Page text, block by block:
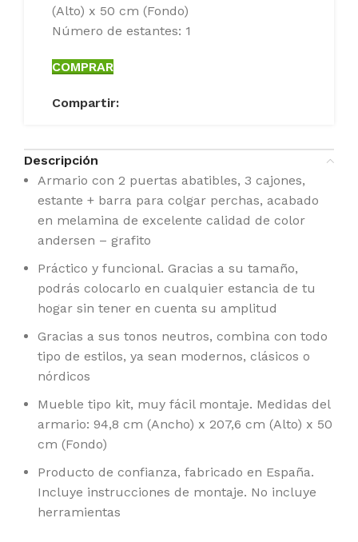
(Alto) x 50 cm (Fondo)
Número de estantes: 1
COMPRAR
Compartir:
Descripción
Armario con 2 puertas abatibles, 3 cajones,
estante + barra para colgar perchas, acabado
en melamina de excelente calidad de color
andersen – grafito
Práctico y funcional. Gracias a su tamaño,
podrás colocarlo en cualquier estancia de tu
hogar sin tener en cuenta su amplitud
Gracias a sus tonos neutros, combina con todo
tipo de estilos, ya sean modernos, clásicos o
nórdicos
Mueble tipo kit, muy fácil montaje. Medidas del
armario: 94,8 cm (Ancho) x 207,6 cm (Alto) x 50
cm (Fondo)
Producto de confianza, fabricado en España.
Incluye instrucciones de montaje. No incluye
herramientas